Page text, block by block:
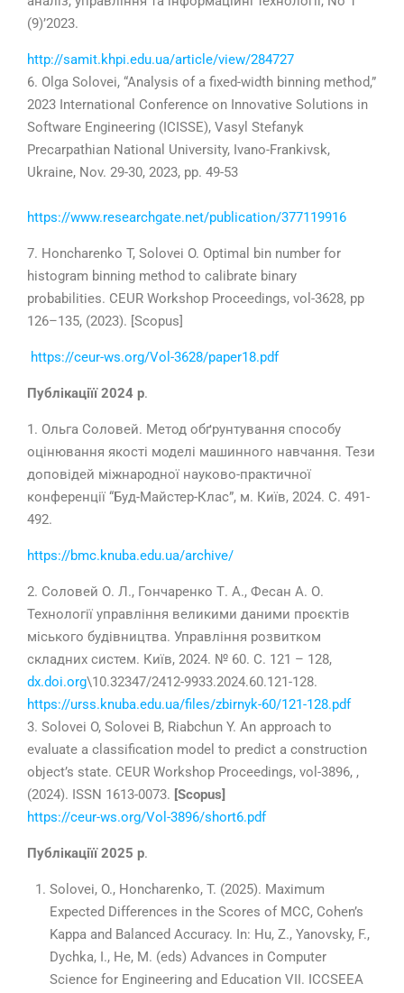
(9)’2023.
http://samit.khpi.edu.ua/article/view/284727
6. Olga Solovei, “Analysis of a fixed-width binning method,”
2023 International Conference on Innovative Solutions in
Software Engineering (ICISSE), Vasyl Stefanyk
Precarpathian National University, Ivano-Frankivsk,
Ukraine, Nov. 29-30, 2023, pp. 49-53
https://www.researchgate.net/publication/377119916
7. Honcharenko T, Solovei O. Optimal bin number for
histogram binning method to calibrate binary
probabilities. CEUR Workshop Proceedings, vol-3628, pp
126–135, (2023). [Scopus]
https://ceur-ws.org/Vol-3628/paper18.pdf
Публікаціїї 2024 р.
1. Ольга Соловей. Метод обґрунтування способу
оцінювання якості моделі машинного навчання. Тези
доповідей міжнародної науково-практичної
конференції “Буд-Майстер-Клас”, м. Київ, 2024. С. 491-
492.
https://bmc.knuba.edu.ua/archive/
2. Соловей О. Л., Гончаренко Т. А., Фесан А. О.
Технології управління великими даними проєктів
міського будівництва. Управління розвитком
складних систем. Київ, 2024. № 60. С. 121 – 128,
dx.doi.org\10.32347/2412-9933.2024.60.121-128.
https://urss.knuba.edu.ua/files/zbirnyk-60/121-128.pdf
3. Solovei O, Solovei B, Riabchun Y. An approach to
evaluate a classification model to predict a construction
object’s state. CEUR Workshop Proceedings, vol-3896, ,
(2024). ISSN 1613-0073. [Scopus]
https://ceur-ws.org/Vol-3896/short6.pdf
Публікаціїї 2025 р.
Solovei, O., Honcharenko, T. (2025). Maximum
Expected Differences in the Scores of MCC, Cohen’s
Kappa and Balanced Accuracy. In: Hu, Z., Yanovsky, F.,
Dychka, I., He, M. (eds) Advances in Computer
Science for Engineering and Education VII. ICCSEEA